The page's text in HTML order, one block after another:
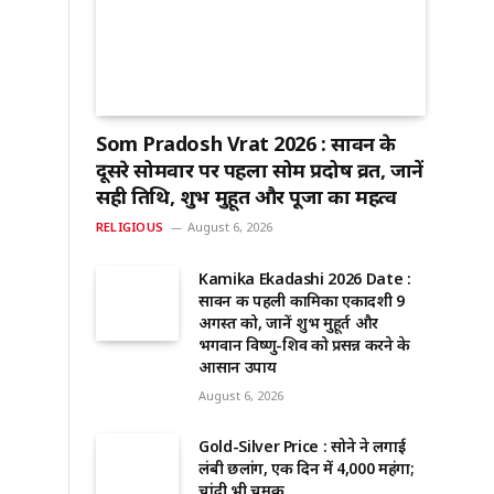
Som Pradosh Vrat 2026 : सावन के
दूसरे सोमवार पर पहला सोम प्रदोष व्रत, जानें
सही तिथि, शुभ मुहूर्त और पूजा का महत्व
RELIGIOUS August 6, 2026
Kamika Ekadashi 2026 Date :
सावन की पहली कामिका एकादशी 9
अगस्त को, जानें शुभ मुहूर्त और
भगवान विष्णु-शिव को प्रसन्न करने के
आसान उपाय
August 6, 2026
Gold-Silver Price : सोने ने लगाई
लंबी छलांग, एक दिन में ₹4,000 महंगा;